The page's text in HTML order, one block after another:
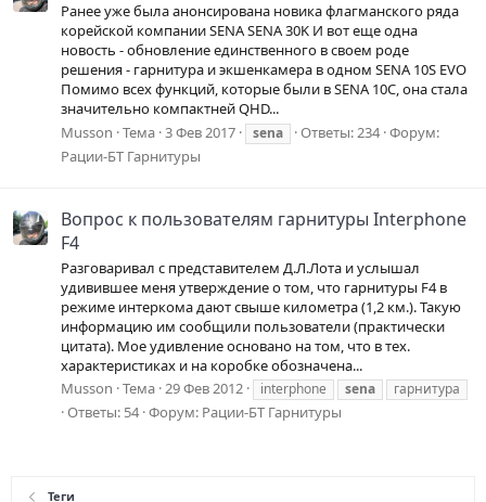
Ранее уже была анонсирована новика флагманского ряда
корейской компании SENA SENA 30K И вот еще одна
новость - обновление единственного в своем роде
решения - гарнитура и экшенкамера в одном SENA 10S EVO
Помимо всех функций, которые были в SENA 10C, она стала
значительно компактней QHD...
Musson Тема 3 Фев 2017 sena Ответы: 234 Форум:
Рации-БТ Гарнитуры
Вопрос к пользователям гарнитуры Interphone
F4
Разговаривал с представителем Д.Л.Лота и услышал
удивившее меня утверждение о том, что гарнитуры F4 в
режиме интеркома дают свыше километра (1,2 км.). Такую
информацию им сообщили пользователи (практически
цитата). Мое удивление основано на том, что в тех.
характеристиках и на коробке обозначена...
Musson Тема 29 Фев 2012 interphone sena гарнитура
Ответы: 54 Форум: Рации-БТ Гарнитуры
Теги